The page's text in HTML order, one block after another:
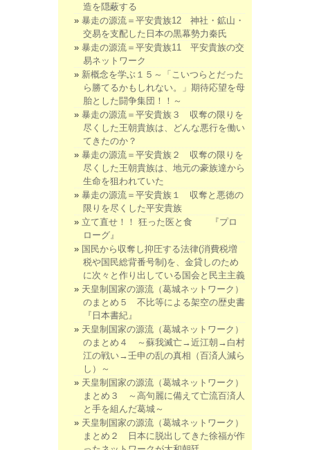
造を隠蔽する
暴走の源流＝平安貴族12 神社・鉱山・
交易を支配した日本の黒幕勢力秦氏
暴走の源流＝平安貴族11 平安貴族の交
易ネットワーク
新概念を学ぶ１５～「こいつらとだった
ら勝てるかもしれない。」期待応望を母
胎とした闘争集団！！～
暴走の源流＝平安貴族３ 収奪の限りを
尽くした王朝貴族は、どんな悪行を働い
てきたのか？
暴走の源流＝平安貴族２ 収奪の限りを
尽くした王朝貴族は、地元の豪族達から
生命を狙われていた
暴走の源流＝平安貴族１ 収奪と悪徳の
限りを尽くした平安貴族
立て直せ！！ 狂った医と食 『プロ
ローグ』
国民から収奪し抑圧する法律(消費税増
税や国民総背番号制)を、金貸しのため
に次々と作り出している国会と民主主義
天皇制国家の源流（葛城ネットワーク）
のまとめ５ 不比等による架空の歴史書
『日本書紀』
天皇制国家の源流（葛城ネットワーク）
のまとめ４ ～蘇我滅亡→近江朝→白村
江の戦い→壬申の乱の真相（百済人減ら
し）～
天皇制国家の源流（葛城ネットワーク）
まとめ３ ～高句麗に備えて亡流百済人
と手を組んだ葛城～
天皇制国家の源流（葛城ネットワーク）
まとめ２ 日本に脱出してきた徐福が作